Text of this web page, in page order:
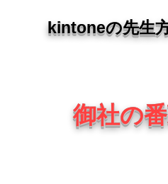
kintoneの先生
御社の